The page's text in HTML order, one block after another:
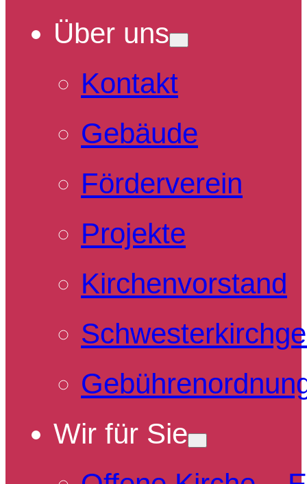
Über uns
Kontakt
Gebäude
Förderverein
Projekte
Kirchenvorstand
Wir für Sie